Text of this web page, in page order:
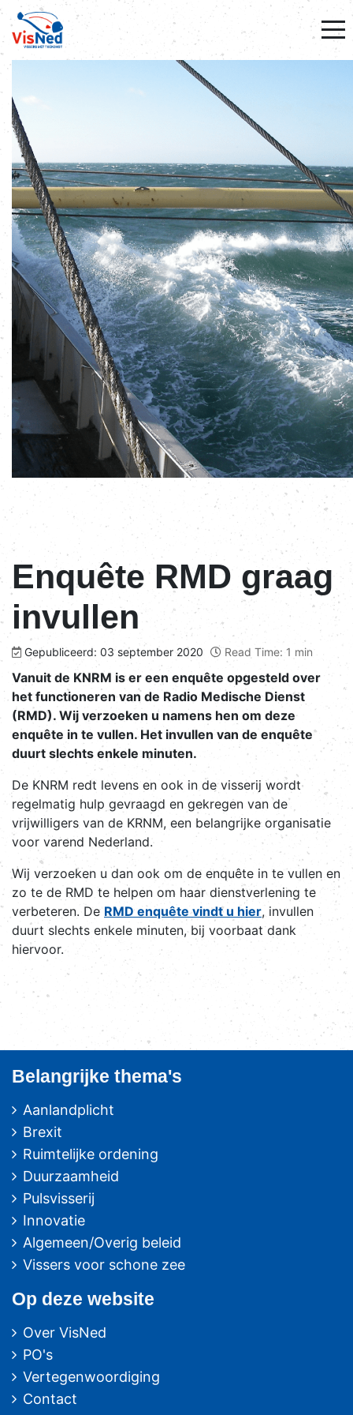
Enquête RMD graag
invullen
Gepubliceerd: 03 september 2020 Read Time: 1 min
Vanuit de KNRM is er een enquête opgesteld over
het functioneren van de Radio Medische Dienst
(RMD). Wij verzoeken u namens hen om deze
enquête in te vullen. Het invullen van de enquête
duurt slechts enkele minuten.
De KNRM redt levens en ook in de visserij wordt
regelmatig hulp gevraagd en gekregen van de
vrijwilligers van de KRNM, een belangrijke organisatie
voor varend Nederland.
Wij verzoeken u dan ook om de enquête in te vullen en
zo te de RMD te helpen om haar dienstverlening te
verbeteren. De RMD enquête vindt u hier, invullen
duurt slechts enkele minuten, bij voorbaat dank
hiervoor.
Belangrijke thema's
Aanlandplicht
Brexit
Ruimtelijke ordening
Duurzaamheid
Pulsvisserij
Innovatie
Algemeen/Overig beleid
Vissers voor schone zee
Op deze website
Over VisNed
PO's
Vertegenwoordiging
Contact